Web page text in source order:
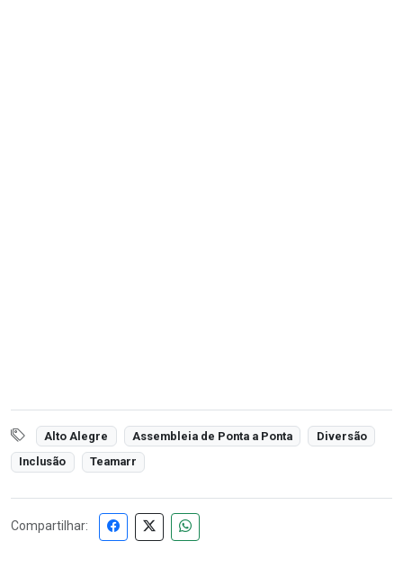
Alto Alegre Assembleia de Ponta a Ponta
Diversão
Inclusão
Teamarr
Compartilhar: